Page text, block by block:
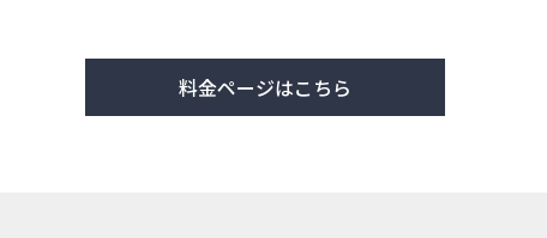
料金ページはこちら